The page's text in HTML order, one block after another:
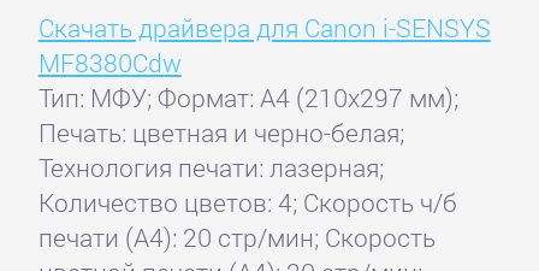
Скачать драйвера для Canon i-SENSYS
MF8380Cdw
Тип: МФУ; Формат: A4 (210x297 мм);
Печать: цветная и черно-белая;
Технология печати: лазерная;
Количество цветов: 4; Скорость ч/б
печати (А4): 20 стр/мин; Скорость